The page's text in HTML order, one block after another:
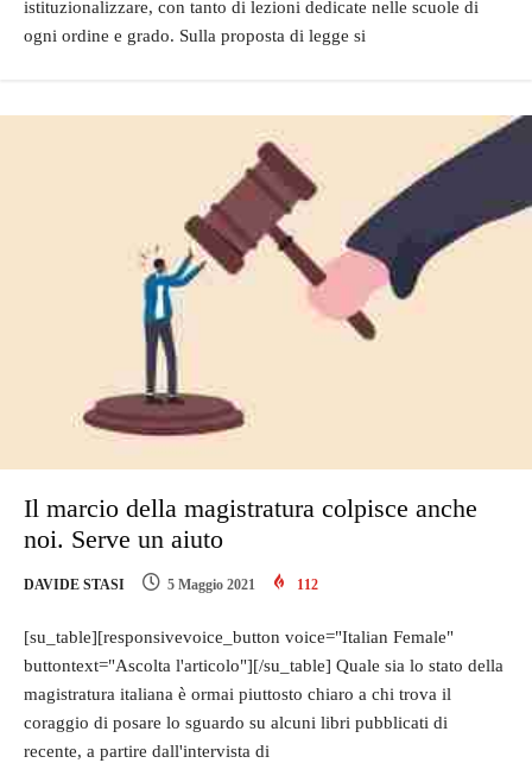
istituzionalizzare, con tanto di lezioni dedicate nelle scuole di
ogni ordine e grado. Sulla proposta di legge si
Il marcio della magistratura colpisce anche
noi. Serve un aiuto
DAVIDE STASI 5 Maggio 2021 112
[su_table][responsivevoice_button voice="Italian Female"
buttontext="Ascolta l'articolo"][/su_table] Quale sia lo stato della
magistratura italiana è ormai piuttosto chiaro a chi trova il
coraggio di posare lo sguardo su alcuni libri pubblicati di
recente, a partire dall'intervista di